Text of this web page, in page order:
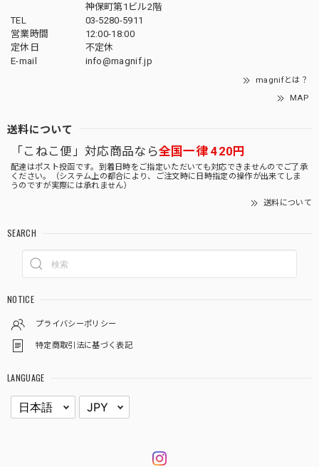
神保町第1ビル2階
TEL
03-5280-5911
営業時間
12:00-18:00
定休日
不定休
E-mail
info@magnif.jp
magnifとは？
MAP
送料について
「こねこ便」対応商品なら全国一律 420円
配達はポスト投函です。到着日時をご指定いただいても対応できませんのでご了承
ください。（システム上の都合により、ご注文時に日時指定の操作が出来てしま
うのですが実際には承れません）
送料について
SEARCH
NOTICE
プライバシーポリシー
特定商取引法に基づく表記
LANGUAGE